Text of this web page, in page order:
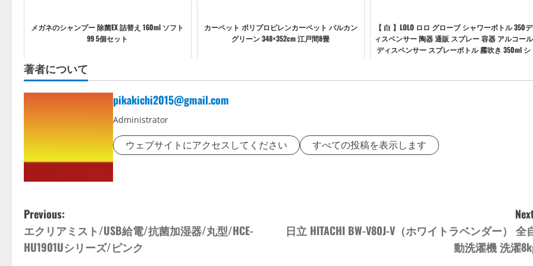
メガネのシャンプー 除菌EX 詰替え 160ml ソフト
99 5個セット
カーペット ポリプロピレンカーペット バルカン
グリーン 348×352cm 江戸間8畳
【 白 】LOLO ロロ グローブ シャワーボトル 350デ
ィスペンサー 陶器 通販 スプレー 容器 アルコール
ディスペンサー スプレーボトル 霧吹き 350ml シ
著者について
pikakichi2015@gmail.com
Administrator
ウェブサイトにアクセスしてください すべての投稿を表示します
P
o
Previous:
エクリアミスト/USB給電/抗菌加湿器/丸型/HCE-
HU1901Uシリーズ/ピンク
日立 HITACHI BW-V80J-V（ホワイトラベンダー） 全
動洗濯機 洗濯